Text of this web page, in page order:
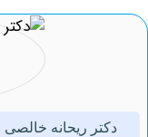
ریحانه خالصی متخصص